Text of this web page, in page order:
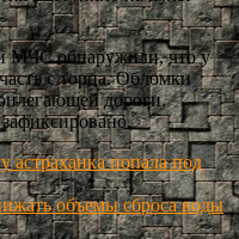
МЧС обнаружили, что у
с торца. Обломки
дороги.
астраханка попала под
объемы сброса воды